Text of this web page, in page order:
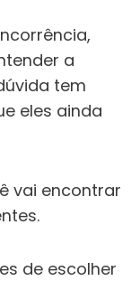
a
tem
eles ainda
vai encontrar
de escolher